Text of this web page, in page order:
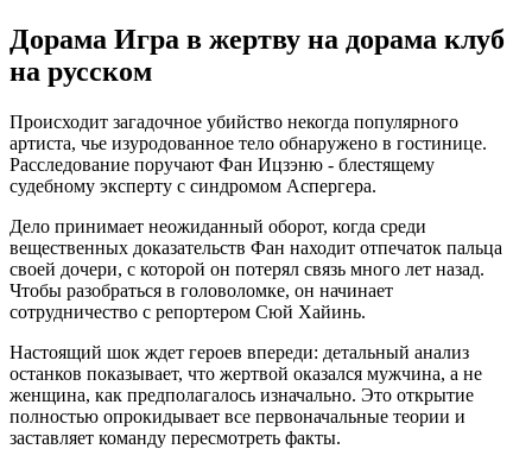
Дорама Игра в жертву на дорама клуб
на русском
Происходит загадочное убийство некогда популярного
артиста, чье изуродованное тело обнаружено в гостинице.
Расследование поручают Фан Ицзэню - блестящему
судебному эксперту с синдромом Аспергера.
Дело принимает неожиданный оборот, когда среди
вещественных доказательств Фан находит отпечаток пальца
своей дочери, с которой он потерял связь много лет назад.
Чтобы разобраться в головоломке, он начинает
сотрудничество с репортером Сюй Хайинь.
Настоящий шок ждет героев впереди: детальный анализ
останков показывает, что жертвой оказался мужчина, а не
женщина, как предполагалось изначально. Это открытие
полностью опрокидывает все первоначальные теории и
заставляет команду пересмотреть факты.